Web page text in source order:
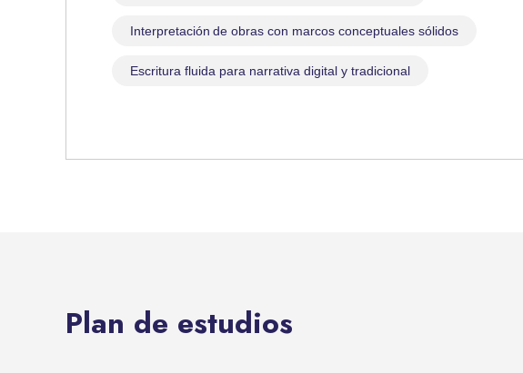
Interpretación de obras con marcos conceptuales sólidos
Escritura fluida para narrativa digital y tradicional
Plan de estudios